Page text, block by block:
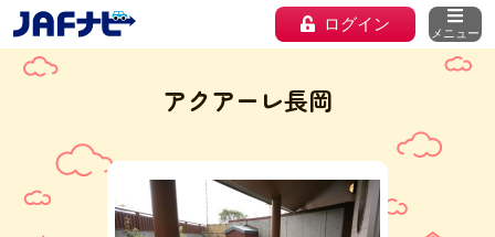
ログイン メニュー
アクアーレ長岡